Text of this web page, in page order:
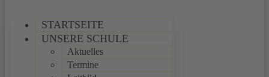
STARTSEITE
UNSERE SCHULE
Aktuelles
Termine